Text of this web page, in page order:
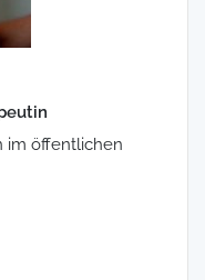
im öffentlichen